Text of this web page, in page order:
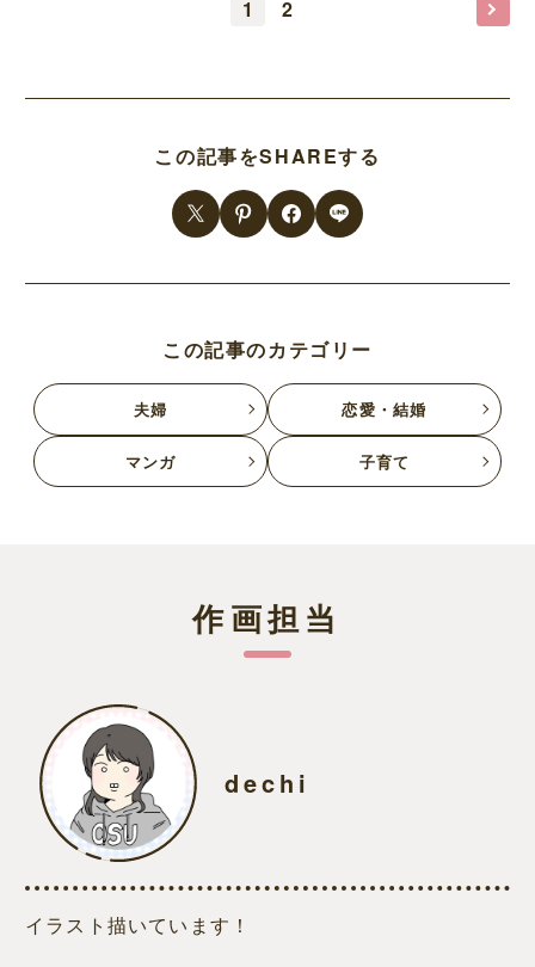
1 2
この記事をSHAREする
この記事のカテゴリー
夫婦 恋愛・結婚
マンガ 子育て
作画担当
dechi
イラスト描いています！